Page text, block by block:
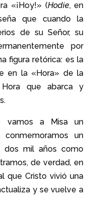
«¡Hoy!» (Hodie, en
que cuando la
de su Señor, su
por
figura retórica: es la
en la «Hora» de la
que abarca y
vamos a Misa un
un
dos mil años como
de verdad, en
que Cristo vivió una
y se vuelve a